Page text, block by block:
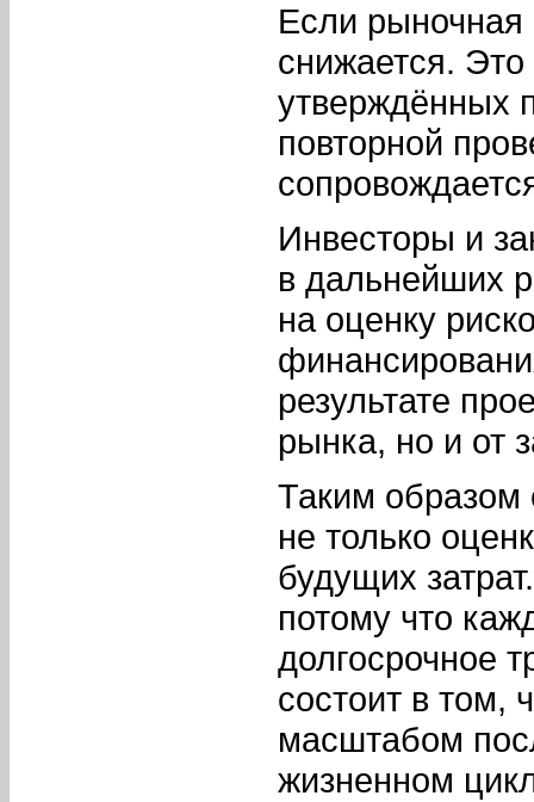
Если рыночная
снижается. Это
утверждённых
повторной
Инвесторы и
в дальнейших
на оценку
результате
рынка, но и от
Таким образом
не только
будущих
потому что
долгосрочное
состоит в том,
масштабом
жизненном